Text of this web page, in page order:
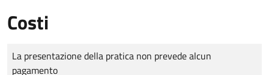
Costi
Tipo di pagamento
Importo
La presentazione della pratica non prevede alcun
pagamento